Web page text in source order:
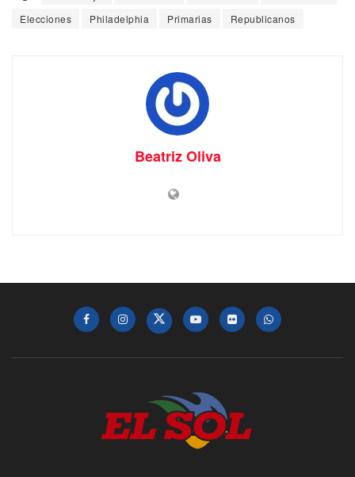
Elecciones
Philadelphia Primarias Republicanos
Beatriz Oliva